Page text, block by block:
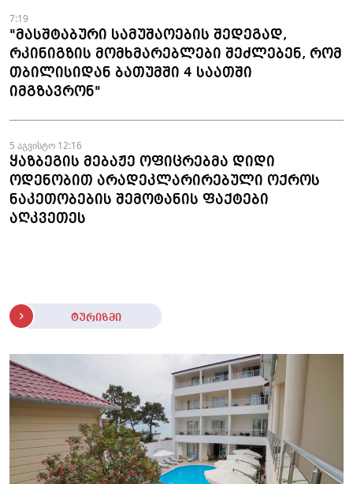
7:19
"მასშტაბური სამუშაოების შედეგად,
რკინიგზის მომხმარებლები შეძლებენ, რომ
თბილისიდან ბათუმში 4 საათში
იმგზავრონ"
5 აგვისტო 12:16
ყაზბეგის მებაჟე ოფიცრებმა დიდი
ოდენობით არადეკლარირებული ოქროს
ნაკეთობების შემოტანის ფაქტები
აღკვეთეს
ტურიზმი